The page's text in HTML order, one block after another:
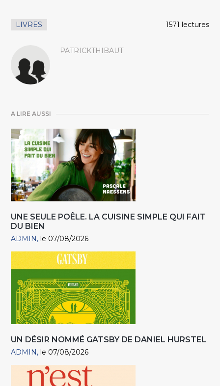
LIVRES 1571 lectures
PATRICKTHIBAUT
A LIRE AUSSI
UNE SEULE POÊLE. LA CUISINE SIMPLE QUI FAIT
DU BIEN
ADMIN le 07/08/2026
UN DÉSIR NOMMÉ GATSBY DE DANIEL HURSTEL
ADMIN le 07/08/2026